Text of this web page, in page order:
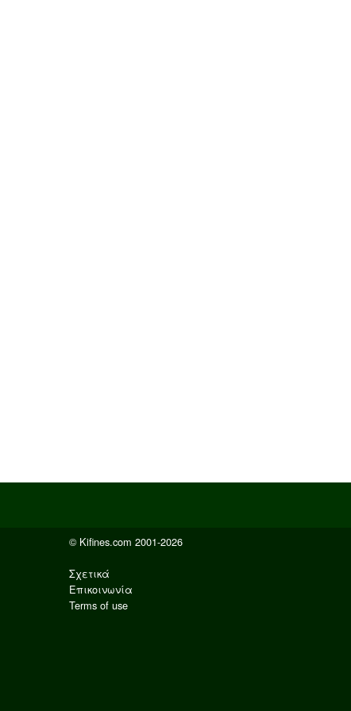
© Kifines.com 2001-2026
Σχετικά
Επικοινωνία
Terms of use